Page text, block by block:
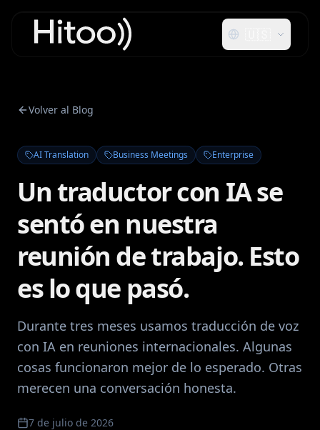
Volver al Blog
AI Translation Business Meetings Enterprise
Un traductor con IA se
sentó en nuestra
reunión de trabajo. Esto
es lo que pasó.
Durante tres meses usamos traducción de voz
con IA en reuniones internacionales. Algunas
cosas funcionaron mejor de lo esperado. Otras
merecen una conversación honesta.
7 de julio de 2026